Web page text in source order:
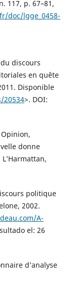
117, p. 67–81,
doc/lgge_0458-
du discours
en quête
Disponible
20534>. DOI:
Opinion,
donne
politique
2002.
A-
el: 26
d’analyse